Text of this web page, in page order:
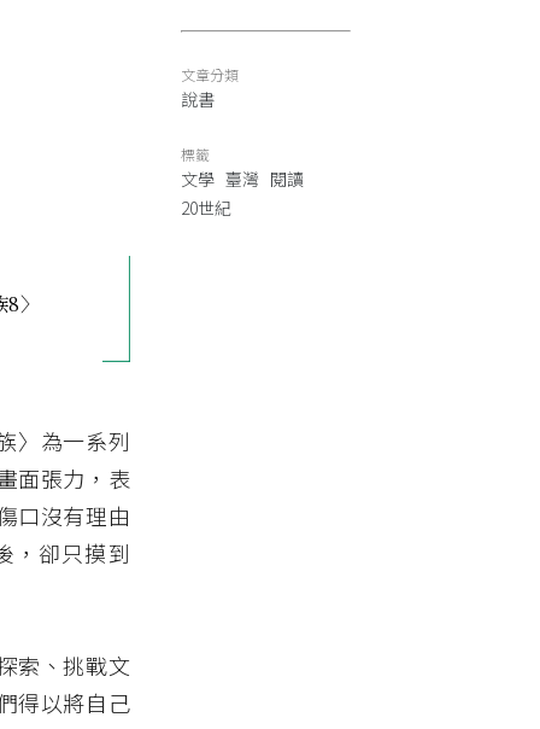
〉
〉為一系列
面張力，表
口沒有理由
，卻只摸到
索、挑戰文
得以將自己
文章分類
說書
標籤
文學 臺灣 閱讀
20世紀